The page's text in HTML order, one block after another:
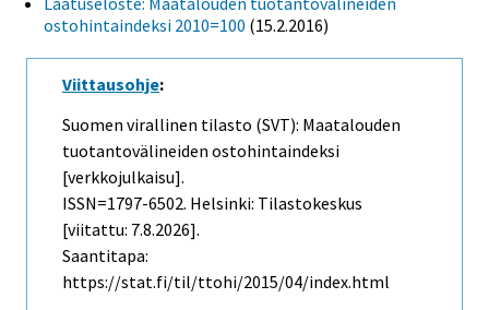
ostohintaindeksi 2010=100 (15.2.2016)
Viittausohje:
Suomen virallinen tilasto (SVT): Maatalouden
tuotantovälineiden ostohintaindeksi
[verkkojulkaisu].
ISSN=1797-6502. Helsinki: Tilastokeskus
[viitattu: 7.8.2026].
Saantitapa:
https://stat.fi/til/ttohi/2015/04/index.html